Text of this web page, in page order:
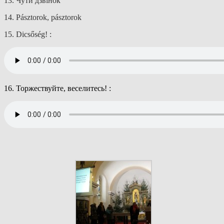
14. Pásztorok, pásztorok
15. Dicsőség! :
16. Торжествуйте, веселитесь! :